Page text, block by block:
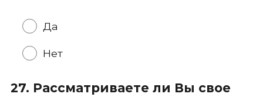
Да
Нет
27. Рассматриваете ли Вы свое